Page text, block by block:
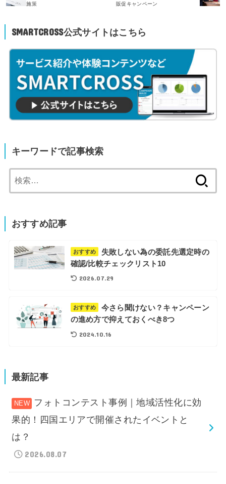
施策
販促キャンペーン
SMARTCROSS公式サイトはこちら
キーワードで記事検索
索:
おすすめ記事
おすすめ
失敗しない為の委託先選定時の
確認/比較チェックリスト10
2026.07.29
おすすめ
今さら聞けない？キャンペーン
の進め方で抑えておくべき8つ
2024.10.16
最新記事
フォトコンテスト事例｜地域活性化に効
果的！四国エリアで開催されたイベントと
は？
2026.08.07